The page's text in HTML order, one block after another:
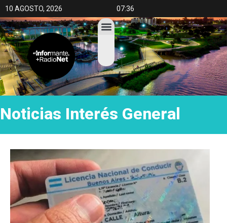
10 AGOSTO, 2026 07:36
Noticias Interés General